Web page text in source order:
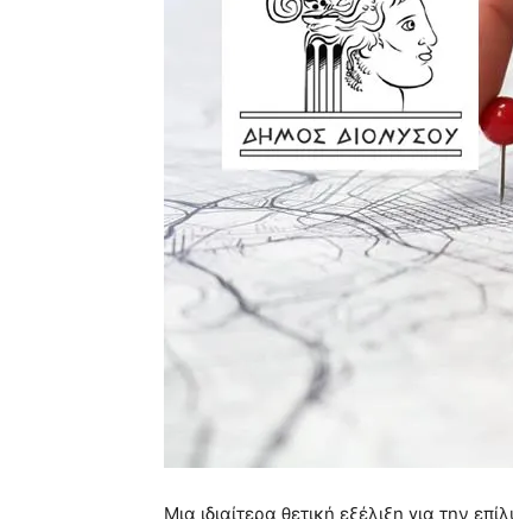
Μια ιδιαίτερα θετική εξέλιξη για την